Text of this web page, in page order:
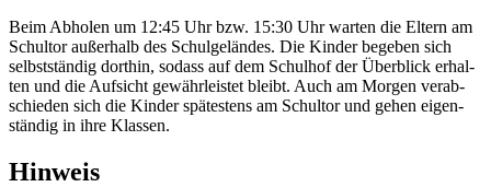
Beim Ab­ho­len um 12:45 Uhr bzw. 15:30 Uhr war­ten die El­tern am
Schul­tor au­ßer­halb des Schul­ge­län­des. Die Kin­der be­ge­ben sich
selbst­stän­dig dort­hin, so­dass auf dem Schul­hof der Über­blick er­hal­
ten und die Auf­sicht ge­währ­leis­tet bleibt. Auch am Mor­gen ver­ab­
schie­den sich die Kin­der spä­tes­tens am Schul­tor und ge­hen ei­gen­
stän­dig in ihre Klas­sen.
Hin­weis